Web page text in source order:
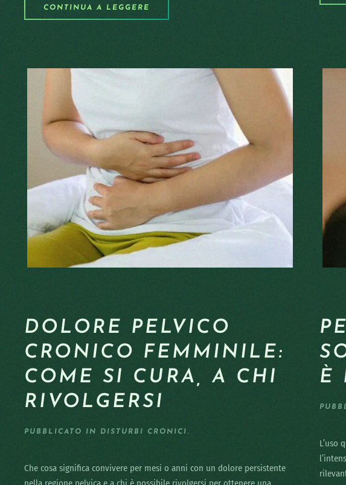
CONTINUA A LEGGERE
DOLORE PELVICO
CRONICO FEMMINILE:
COME SI CURA, A CHI
RIVOLGERSI
PUBBLICATO IN DISTURBI CRONICI.
Che cosa significa convivere per mesi o anni con un dolore persistente
È
L’uso